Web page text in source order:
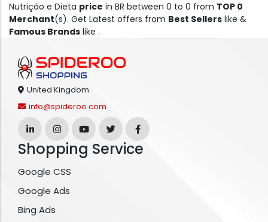
Nutrição e Dieta price in BR between 0 to 0 from TOP 0
Merchant(s). Get Latest offers from Best Sellers like &
Famous Brands like .
United Kingdom
info@spideroo.com
Shopping Service
Google CSS
Google Ads
Bing Ads